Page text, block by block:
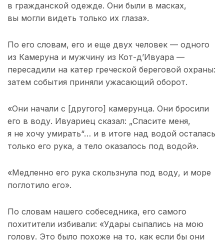
в гражданской одежде. Они были в масках,
вы могли видеть только их глаза».
По его словам, его и еще двух человек — одного
из Камеруна и мужчину из Кот-д’Ивуара —
пересадили на катер греческой береговой охраны:
затем события приняли ужасающий оборот.
«Они начали с [другого] камерунца. Они бросили
его в воду. Ивуариец сказал: „Спасите меня,
я не хочу умирать“… и в итоге над водой осталась
только его рука, а тело оказалось под водой».
«Медленно его рука скользнула под воду, и море
поглотило его».
По словам нашего собеседника, его самого
похитители избивали: «Удары сыпались на мою
голову. Это было похоже на то, как если бы они